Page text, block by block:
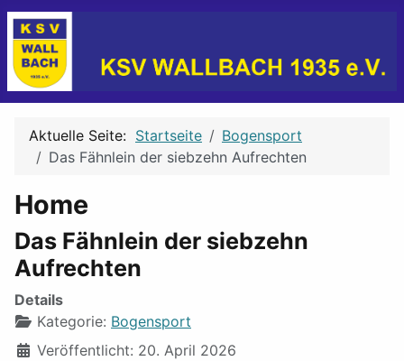
Aktuelle Seite: Startseite
Bogensport
Das Fähnlein der siebzehn Aufrechten
Home
Das Fähnlein der siebzehn
Aufrechten
Details
Kategorie: Bogensport
Veröffentlicht: 20. April 2026